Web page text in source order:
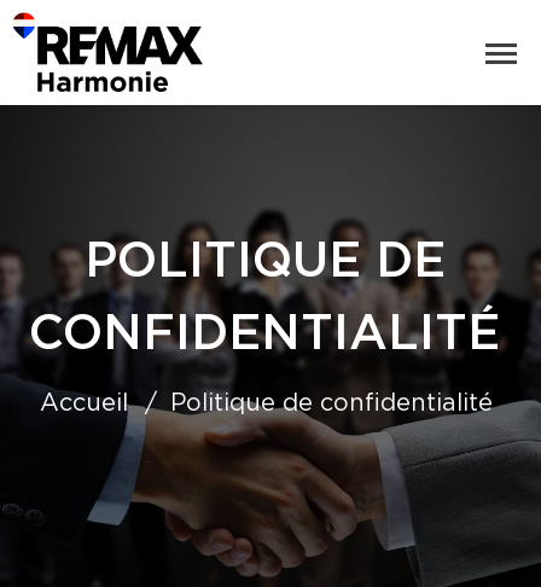
POLITIQUE DE
CONFIDENTIALITÉ
Accueil Politique de confidentialité